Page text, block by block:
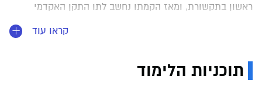
ראשון בתקשורת, ומאז הקמתו נחשב לתו התקן האקדמי
קראו עוד
תוכניות הלימוד